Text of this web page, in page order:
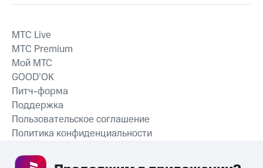
MTС Live
MTС Premium
Мой МТС
GOOD’OK
Питч-форма
Поддержка
Пользовательское соглашение
Политика конфиденциальности